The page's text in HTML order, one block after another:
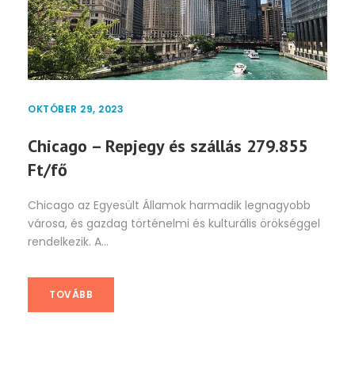
OKTÓBER 29, 2023
Chicago – Repjegy és szállás 279.855
Ft/fő
Chicago az Egyesült Államok harmadik legnagyobb
városa, és gazdag történelmi és kulturális örökséggel
rendelkezik. A...
TOVÁBB